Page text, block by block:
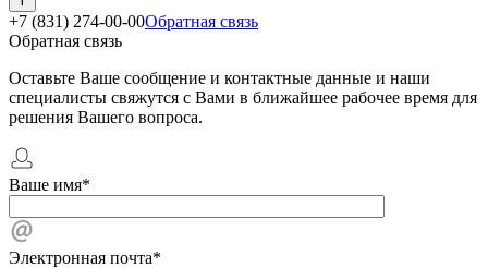
+7 (831) 274-00-00Обратная связь
Обратная связь
Оставьте Ваше сообщение и контактные данные и наши
специалисты свяжутся с Вами в ближайшее рабочее время для
решения Вашего вопроса.
Ваше имя*
Электронная почта*